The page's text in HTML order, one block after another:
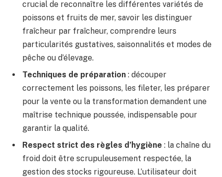
crucial de reconnaître les différentes variétés de
poissons et fruits de mer, savoir les distinguer
fraîcheur par fraîcheur, comprendre leurs
particularités gustatives, saisonnalités et modes de
pêche ou d’élevage.
Techniques de préparation : découper
correctement les poissons, les fileter, les préparer
pour la vente ou la transformation demandent une
maîtrise technique poussée, indispensable pour
garantir la qualité.
Respect strict des règles d’hygiène : la chaîne du
froid doit être scrupuleusement respectée, la
gestion des stocks rigoureuse. L’utilisateur doit